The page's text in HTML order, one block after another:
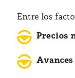
Entre los
Precios